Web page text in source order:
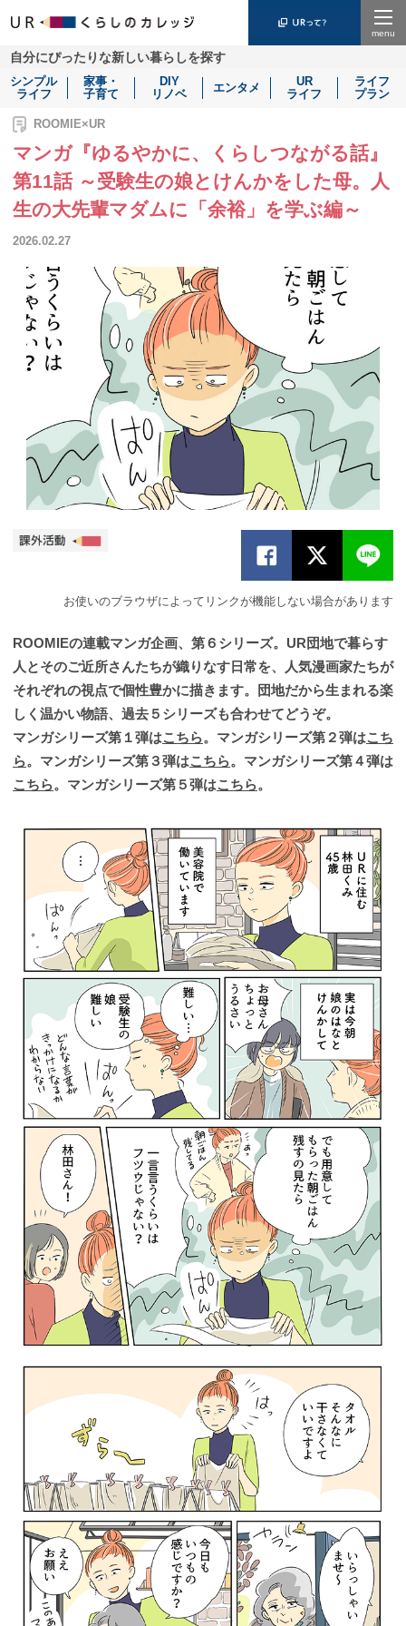
自分にぴったりな新しい暮らしを探す
シンプル
ライフ
家事・
子育て
DIY
リノベ
エンタメ
UR
ライフ
ライフ
プラン
ROOMIE×UR
マンガ『ゆるやかに、くらしつながる話』
第11話 ～受験生の娘とけんかをした母。人
生の大先輩マダムに「余裕」を学ぶ編～
2026.02.27
お使いのブラウザによってリンクが機能しない場合があります
ROOMIEの連載マンガ企画、第６シリーズ。UR団地で暮らす
人とそのご近所さんたちが織りなす日常を、人気漫画家たちが
それぞれの視点で個性豊かに描きます。団地だから生まれる楽
しく温かい物語、過去５シリーズも合わせてどうぞ。
マンガシリーズ第１弾はこちら。マンガシリーズ第２弾はこち
ら。マンガシリーズ第３弾はこちら。マンガシリーズ第４弾は
こちら。マンガシリーズ第５弾はこちら。